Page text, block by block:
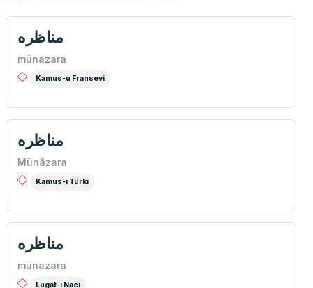
مناظره
münazara
Kamus-u Fransevi
مناظره
Münâzara
Kamus-ı Türki
مناظره
münazara
Lugat-i Naci